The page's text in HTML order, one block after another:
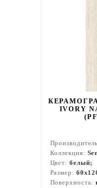
IVORY
Коллекция:
Цвет: белый;
Размер:
Поверхность: